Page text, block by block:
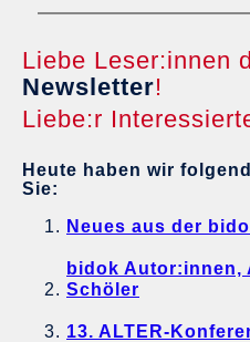
Liebe Leser:innen
Newsletter!
Liebe:r
Heute haben wir
Sie:
Neues aus der
bidok Autor:innen,
Schöler
13. ALTER-